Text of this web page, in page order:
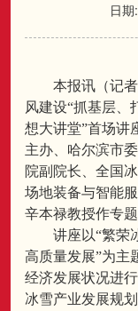
日
本报讯（记者
风建设“抓基层、
想大讲堂”首场讲
主办、哈尔滨市
院副院长、全国
场地装备与智能
辛本禄教授作专题
讲座以“繁荣
高质量发展”为主
经济发展状况进
冰雪产业发展规